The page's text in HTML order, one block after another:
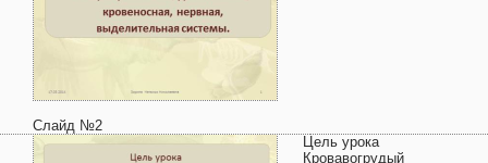
Слайд №2
Цель урока
Кровавогрудый